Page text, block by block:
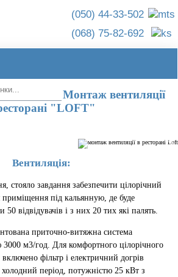
(050) 44-33-502
(068) 75-82-692
Монтаж вентиляції
"LOFT"
Вентиляція:
стояло завдання забезпечити цілорічний
під кальянную, де буде
відвідувачів і з них 20 тих які палять.
приточно-витяжна система
3000 м3/год. Для комфортного цілорічного
фільтр і електричний догрів
період, потужністю 25 кВт з